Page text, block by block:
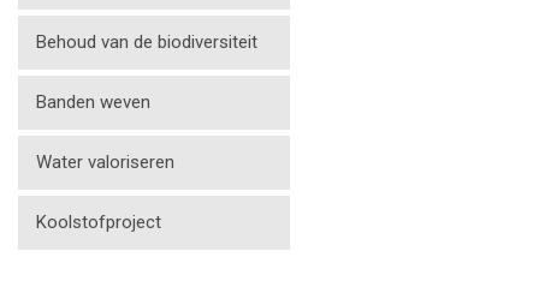
Behoud van de biodiversiteit
Banden weven
Water valoriseren
Koolstofproject